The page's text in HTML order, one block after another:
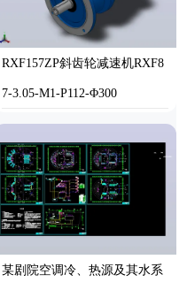
RXF157ZP斜齿轮减速机RXF8
7-3.05-M1-P112-Φ300
SOLIDWORKS
某剧院空调冷、热源及其水系